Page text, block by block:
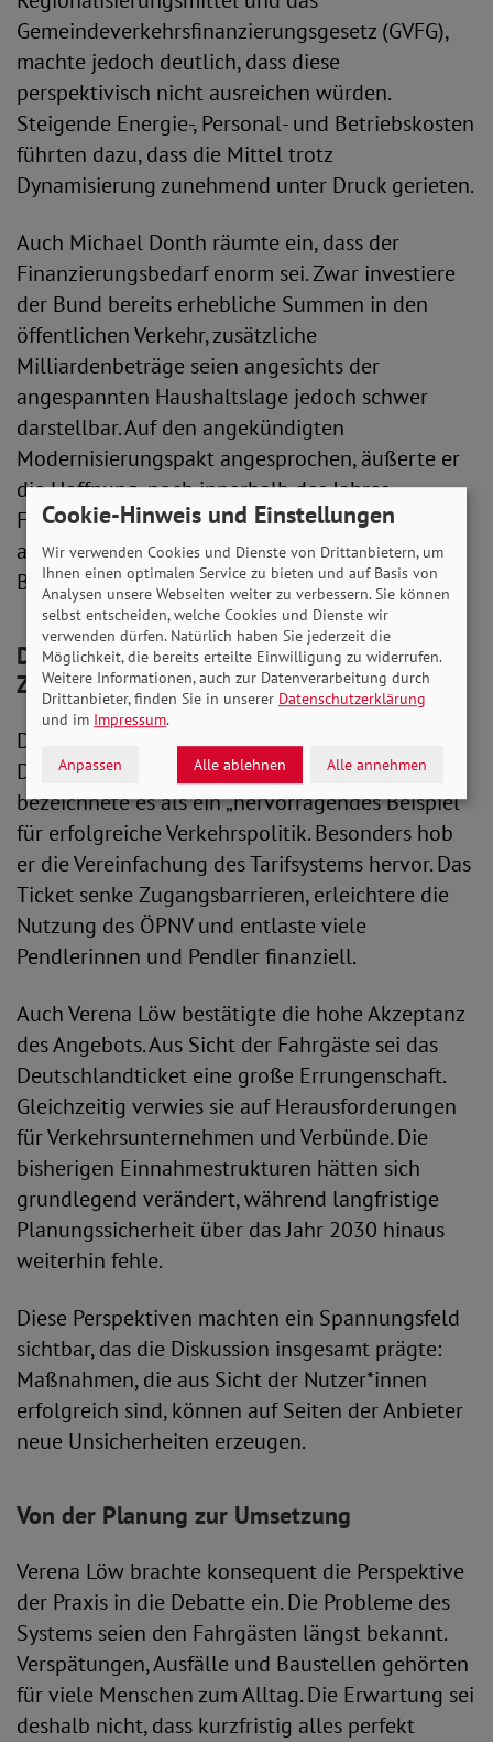
Gemeindeverkehrsfinanzierungsgesetz (GVFG),
machte jedoch deutlich, dass diese
perspektivisch nicht ausreichen würden.
Steigende Energie-, Personal- und Betriebskosten
führten dazu, dass die Mittel trotz
Dynamisierung zunehmend unter Druck gerieten.
Auch Michael Donth räumte ein, dass der
Finanzierungsbedarf enorm sei. Zwar investiere
der Bund bereits erhebliche Summen in den
öffentlichen Verkehr, zusätzliche
Milliardenbeträge seien angesichts der
angespannten Haushaltslage jedoch schwer
darstellbar. Auf den angekündigten
Modernisierungspakt angesprochen, äußerte er
die Hoffnung, noch innerhalb des Jahres
Fortschritte zu erzielen, verwies jedoch zugleich
auf die begrenzten finanziellen Spielräume des
Bundes.
Deutschlandticket: Hohe Akzeptanz, offene
Zukunftsfragen
Deutlich positiver fiel die Bewertung des
Deutschlandtickets aus. Michael Donth
bezeichnete es als ein „hervorragendes Beispiel“
für erfolgreiche Verkehrspolitik. Besonders hob
er die Vereinfachung des Tarifsystems hervor. Das
Ticket senke Zugangsbarrieren, erleichtere die
Nutzung des ÖPNV und entlaste viele
Pendlerinnen und Pendler finanziell.
Auch Verena Löw bestätigte die hohe Akzeptanz
des Angebots. Aus Sicht der Fahrgäste sei das
Deutschlandticket eine große Errungenschaft.
Gleichzeitig verwies sie auf Herausforderungen
für Verkehrsunternehmen und Verbünde. Die
bisherigen Einnahmestrukturen hätten sich
grundlegend verändert, während langfristige
Planungssicherheit über das Jahr 2030 hinaus
weiterhin fehle.
Diese Perspektiven machten ein Spannungsfeld
sichtbar, das die Diskussion insgesamt prägte:
Maßnahmen, die aus Sicht der Nutzer*innen
erfolgreich sind, können auf Seiten der Anbieter
neue Unsicherheiten erzeugen.
Von der Planung zur Umsetzung
Verena Löw brachte konsequent die Perspektive
der Praxis in die Debatte ein. Die Probleme des
Systems seien den Fahrgästen längst bekannt.
Verspätungen, Ausfälle und Baustellen gehörten
für viele Menschen zum Alltag. Die Erwartung sei
deshalb nicht, dass kurzfristig alles perfekt
Cookie-Hinweis und Einstellungen
Wir verwenden Cookies und Dienste von Drittanbietern, um
Ihnen einen optimalen Service zu bieten und auf Basis von
Analysen unsere Webseiten weiter zu verbessern. Sie können
selbst entscheiden, welche Cookies und Dienste wir
verwenden dürfen. Natürlich haben Sie jederzeit die
Möglichkeit, die bereits erteilte Einwilligung zu widerrufen.
Weitere Informationen, auch zur Datenverarbeitung durch
Drittanbieter, finden Sie in unserer Datenschutzerklärung
und im Impressum.
Anpassen Alle ablehnen Alle annehmen